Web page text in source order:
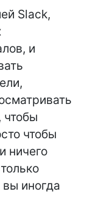
Slack,
и
чтобы
чтобы
ничего
иногда